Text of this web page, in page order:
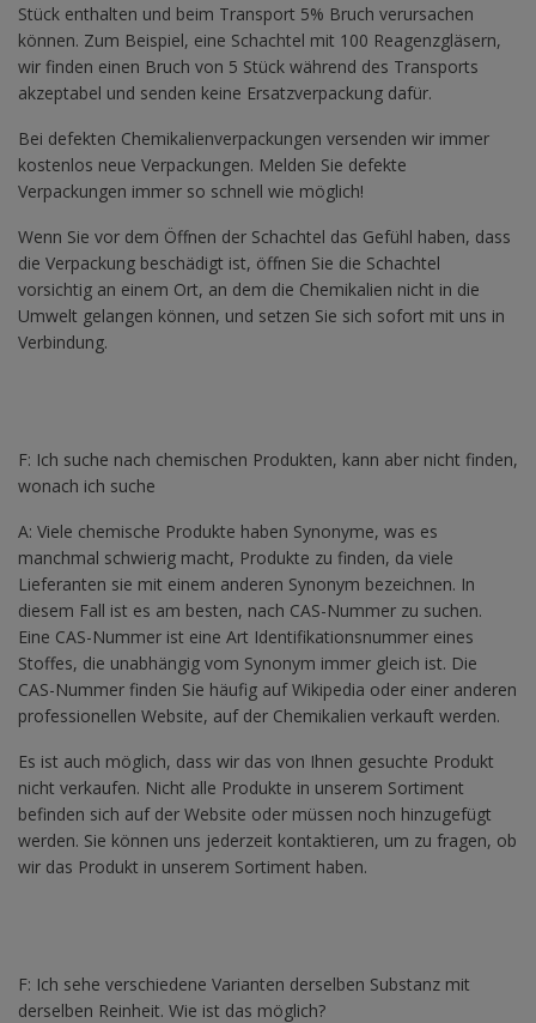
Stück enthalten und beim Transport 5% Bruch verursachen
können. Zum Beispiel, eine Schachtel mit 100 Reagenzgläsern,
wir finden einen Bruch von 5 Stück während des Transports
akzeptabel und senden keine Ersatzverpackung dafür.
Bei defekten Chemikalienverpackungen versenden wir immer
kostenlos neue Verpackungen. Melden Sie defekte
Verpackungen immer so schnell wie möglich!
Wenn Sie vor dem Öffnen der Schachtel das Gefühl haben, dass
die Verpackung beschädigt ist, öffnen Sie die Schachtel
vorsichtig an einem Ort, an dem die Chemikalien nicht in die
Umwelt gelangen können, und setzen Sie sich sofort mit uns in
Verbindung.
F: Ich suche nach chemischen Produkten, kann aber nicht finden,
wonach ich suche
A: Viele chemische Produkte haben Synonyme, was es
manchmal schwierig macht, Produkte zu finden, da viele
Lieferanten sie mit einem anderen Synonym bezeichnen. In
diesem Fall ist es am besten, nach CAS-Nummer zu suchen.
Eine CAS-Nummer ist eine Art Identifikationsnummer eines
Stoffes, die unabhängig vom Synonym immer gleich ist. Die
CAS-Nummer finden Sie häufig auf Wikipedia oder einer anderen
professionellen Website, auf der Chemikalien verkauft werden.
Es ist auch möglich, dass wir das von Ihnen gesuchte Produkt
nicht verkaufen. Nicht alle Produkte in unserem Sortiment
befinden sich auf der Website oder müssen noch hinzugefügt
werden. Sie können uns jederzeit kontaktieren, um zu fragen, ob
wir das Produkt in unserem Sortiment haben.
F: Ich sehe verschiedene Varianten derselben Substanz mit
derselben Reinheit. Wie ist das möglich?